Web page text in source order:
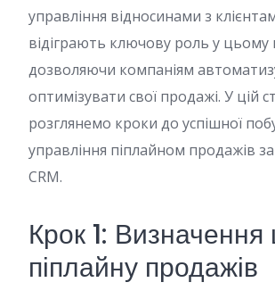
управління відносинами з
відіграють ключову роль у цьому
дозволяючи компаніям
оптимізувати свої продажі. У цій
розглянемо кроки до успішної
управління піплайном продажів
CRM.
Крок 1: Визначення
піплайну продажів